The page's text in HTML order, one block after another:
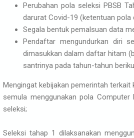
Perubahan pola seleksi PBSB
darurat Covid-19 (ketentuan pola
Segala bentuk pemalsuan data
Pendaftar mengundurkan diri
dimasukkan dalam daftar hitam
santrinya pada tahun-tahun
Mengingat kebijakan pemerintah terkait
semula menggunakan pola
seleksi;
Seleksi tahap 1 dilaksanakan